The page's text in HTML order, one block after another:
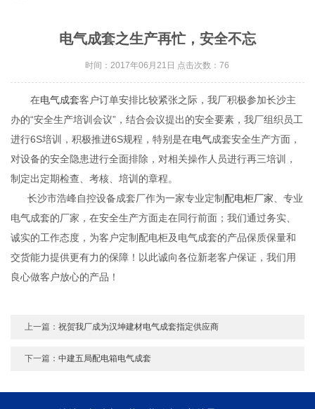
电气成套之生产再忙，安全不忘
时间：2017年06月21日 点击次数：76
在电气成套客户订单安排比较紧张之际，我厂积极参加长沙主
办的“安全生产培训会议”，结合会议提出的安全要素，我厂组织员工
进行6S培训，积极推进6S规程，特别是在电气成套安全生产方面，
对设备的安全隐患进行全面排除，对相关操作人员进行再三培训，
制定出定期检查、考核、培训的章程。
长沙市浩峰自控设备成套厂作为一家专业定制配电柜厂家 、专业
电气成套的厂家，在安全生产方面走在同行前面；我们通过务实、
诚实的工作态度，为客户定制配电柜及电气成套的产品保质保量和
交货能力提供更有力的保障！以此诚向各位新老客户保证，我们用
良心做客户放心的产品！
上一篇：祝贺我厂成为汉坤建材电气成套指定供应商
下一篇：中建五局配电箱电气成套